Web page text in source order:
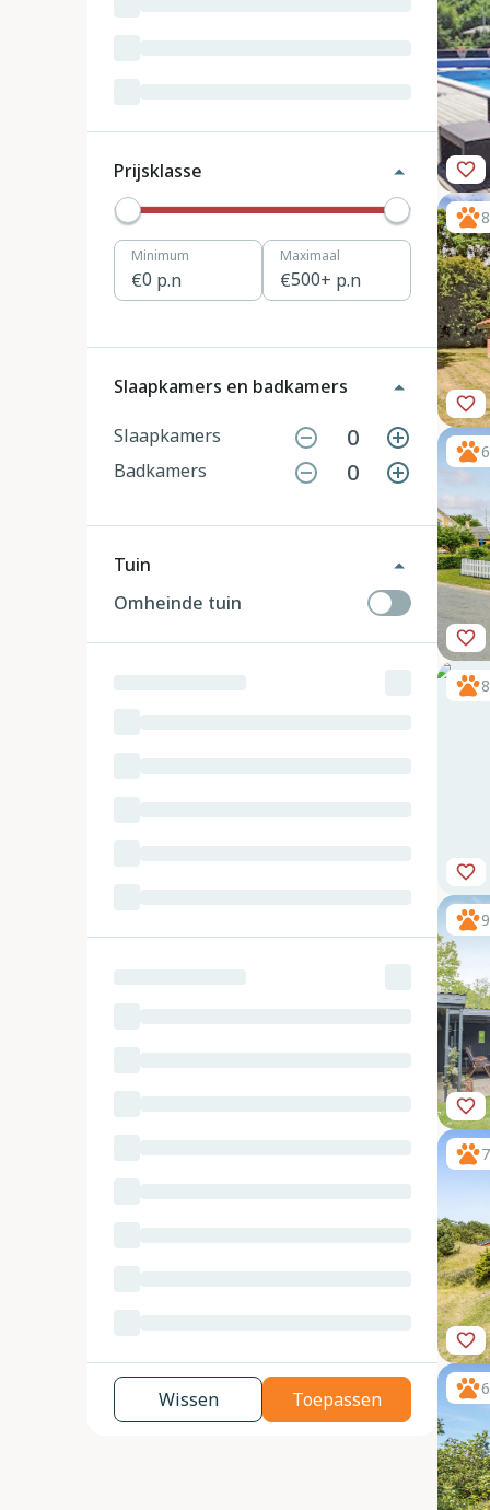
Tsjechië
Denemarken 12
Hongarije
Slovenië 2
Zwitserland 10
Prijsklasse
0 p.n
Minimum
500+ p.n
Maximaal
Slaapkamers en badkamers
Slaapkamers 0
Badkamers 0
Tuin
Omheinde tuin
Wissen Toepassen